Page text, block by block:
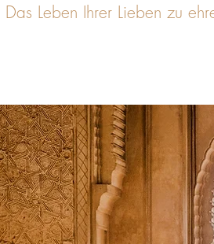
Das Leben Ihrer Lieben zu